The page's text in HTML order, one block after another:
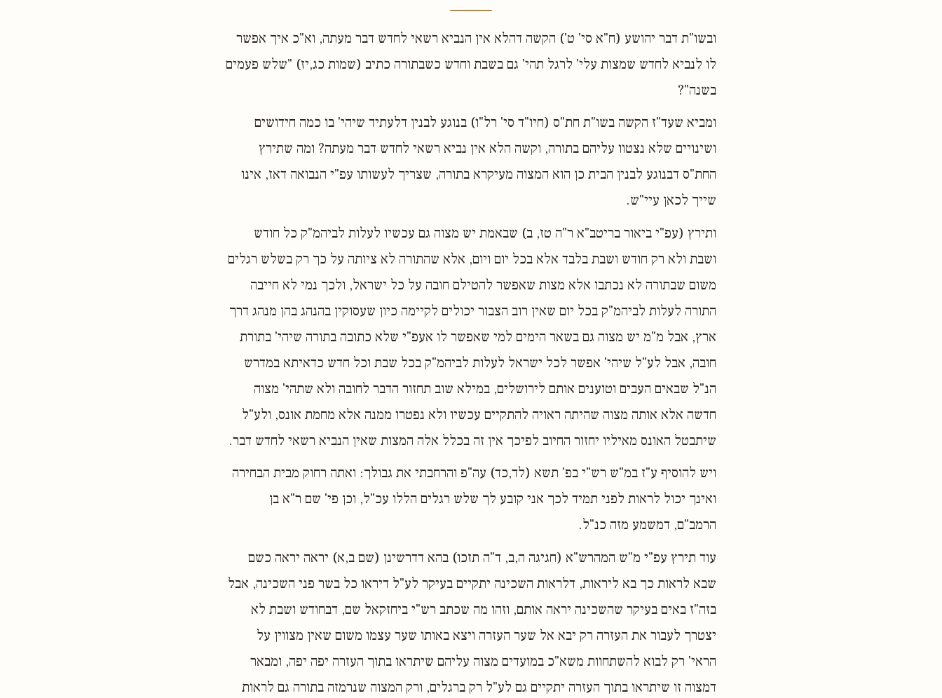
ובשו"ת דבר יהושע (ח"א סי' ט') הקשה דהלא אין הנביא רשאי לחדש דבר מעתה, וא"כ איך אפשר
לו לנביא לחדש שמצות עלי' לרגל תהי' גם בשבת וחדש כשבתורה כתיב (שמות כג,יז) "שלש פעמים
בשנה"?
ומביא שעד"ז הקשה בשו"ת חת"ס (חיו"ד סי' רל"ו) בנוגע לבנין דלעתיד שיהי' בו כמה חידושים
ושינויים שלא נצטוו עליהם בתורה, וקשה הלא אין נביא רשאי לחדש דבר מעתה? ומה שתירץ
החת"ס דבנוגע לבנין הבית כן הוא המצוה מעיקרא בתורה, שצריך לעשותו עפ"י הנבואה דאז, אינו
שייך לכאן עיי"ש.
ותירץ (עפ"י ביאור בריטב"א ר"ה טז, ב) שבאמת יש מצוה גם עכשיו לעלות לביהמ"ק כל חודש
ושבת ולא רק חודש ושבת בלבד אלא בכל יום ויום, אלא שהתורה לא ציותה על כך רק בשלש רגלים
משום שבתורה לא נכתבו אלא מצות שאפשר להטילם חובה על כל ישראל, ולכך נמי לא חייבה
התורה לעלות לביהמ"ק בכל יום שאין רוב הצבור יכולים לקיימה כיון שעסוקין בהנהג בהן מנהג דרך
ארץ, אבל מ"מ יש מצוה גם בשאר הימים למי שאפשר לו אעפ"י שלא כתובה בתורה שיהי' בתורת
חובה, אבל לע"ל שיהי' אפשר לכל ישראל לעלות לביהמ"ק בכל שבת וכל חדש כדאיתא במדרש
הנ"ל שבאים העבים וטוענים אותם לירושלים, במילא שוב תחזור הדבר לחובה ולא שתהי' מצוה
חדשה אלא אותה מצוה שהיתה ראויה להתקיים עכשיו ולא נפטרו ממנה אלא מחמת אונס, ולע"ל
שיתבטל האונס מאיליו יחזור החיוב לפיכך אין זה בכלל אלה המצות שאין הנביא רשאי לחדש דבר.
ויש להוסיף ע"ז במ"ש רש"י בפ' תשא (לד,כד) עה"פ והרחבתי את גבולך: ואתה רחוק מבית הבחירה
ואינך יכול לראות לפני תמיד לכך אני קובע לך שלש רגלים הללו עכ"ל, וכן פי' שם ר"א בן
הרמב"ם, דמשמע מזה כנ"ל.
עוד תירץ עפ"י מ"ש המהרש"א (חגיגה ה,ב, ד"ה תזכו) בהא דדרשינן (שם ב,א) יראה יראה כשם
שבא לראות כך בא ליראות, דלראות השכינה יתקיים בעיקר לע"ל דיראו כל בשר פני השכינה, אבל
בזה"ז באים בעיקר שהשכינה יראה אותם, וזהו מה שכתב רש"י ביחזקאל שם, דבחודש ושבת לא
יצטרך לעבור את העזרה רק יבא אל שער העזרה ויצא באותו שער עצמו משום שאין מצווין על
הראי' רק לבוא להשתחוות משא"כ במועדים מצוה עליהם שיתראו בתוך העזרה יפה יפה, ומבאר
דמצוה זו שיתראו בתוך העזרה יתקיים גם לע"ל רק ברגלים, ורק המצוה שנרמזה בתורה גם לראות